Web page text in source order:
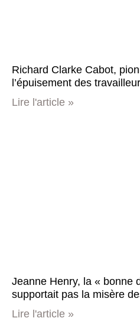
Richard Clarke Cabot,
l’épuisement des
Lire l'article »
Jeanne Henry, la « bonne
supportait pas la misère
Lire l'article »